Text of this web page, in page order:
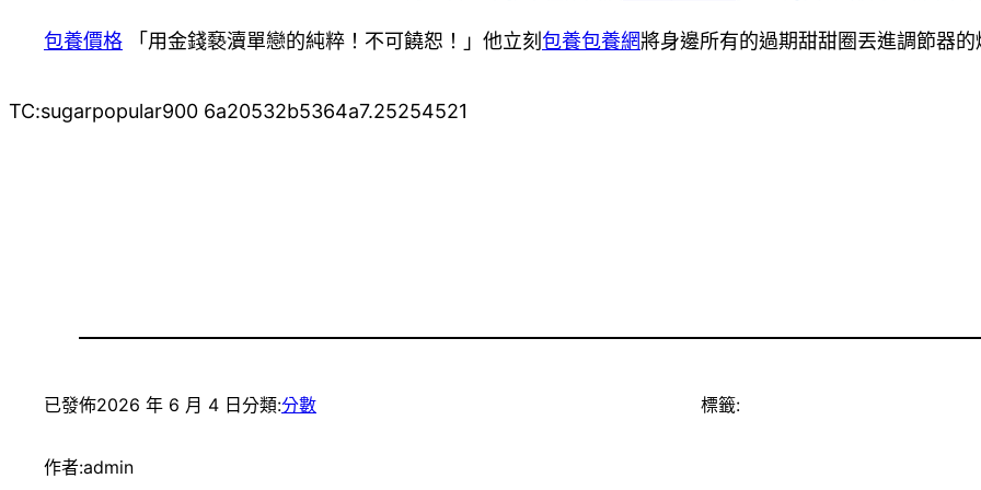
包養價格 「用金錢褻瀆單戀的純粹！不可饒恕！」他立刻包養包養網將身邊所有的過期甜甜圈丟進調節器的
TC:sugarpopular900 6a20532b5364a7.25254521
已發佈2026 年 6 月 4 日分類:分數
作者:admin
標籤: